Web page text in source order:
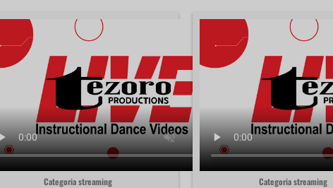
Categoria streaming Categoria streaming